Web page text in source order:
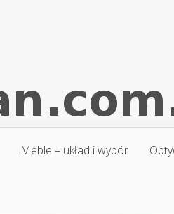
Meble – układ i wybór